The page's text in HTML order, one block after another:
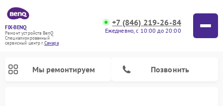
FIX-BENQ
Ремонт устройств BenQ
Специализированный
cервисный центр г.Самара
+7 (846) 219-26-84
Ежедневно, с 10:00 до 20:00
Мы ремонтируем Позвонить